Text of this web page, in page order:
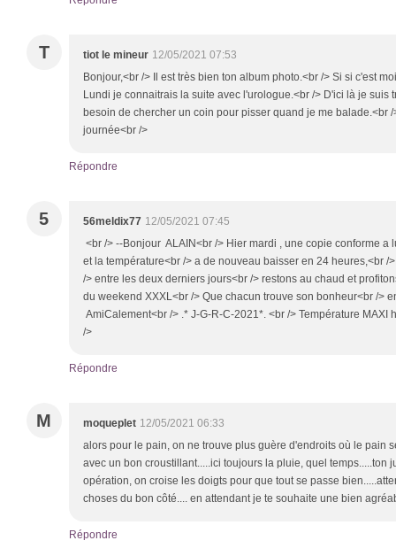
T tiot le mineur 12/05/2021 07:53
Bonjour,<br /> Il est très bien ton album photo.<br /> Si si c'est
Lundi je connaitrais la suite avec l'urologue.<br /> D'ici là je suis
besoin de chercher un coin pour pisser quand je me balade.<br
journée<br />
Répondre
5 56meldix77 12/05/2021 07:45
<br /> --Bonjour ALAIN<br /> Hier mardi , une copie conforme a
et la température<br /> a de nouveau baisser en 24 heures,<br /
/> entre les deux derniers jours<br /> restons au chaud et
du weekend XXXL<br /> Que chacun trouve son bonheur<br />
AmiCalement<br /> .* J-G-R-C-2021*. <br /> Température MAXI
/>
Répondre
M moqueplet 12/05/2021 06:33
alors pour le pain, on ne trouve plus guère d'endroits où le pain
avec un bon croustillant.....ici toujours la pluie, quel temps.....ton
opération, on croise les doigts pour que tout se passe
choses du bon côté.... en attendant je te souhaite une bien
Répondre